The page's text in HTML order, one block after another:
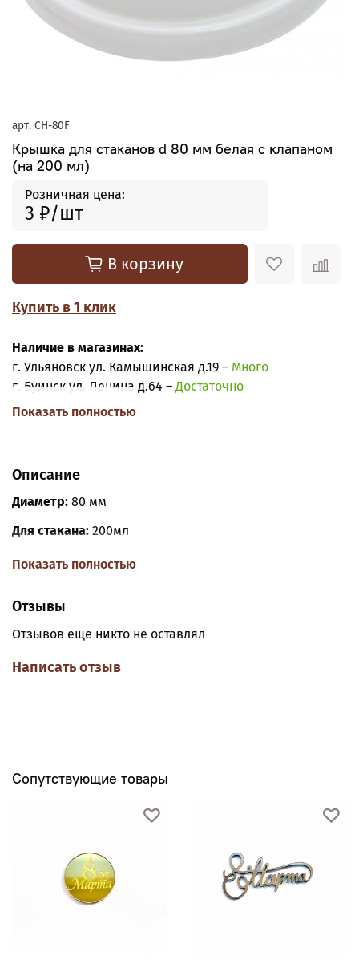
арт. CH-80F
Крышка для стаканов d 80 мм белая с клапаном
(на 200 мл)
Розничная цена:
3 ₽
В корзину
Купить в 1 клик
Наличие в магазинах:
г. Ульяновск ул. Камышинская д.19 – Много
г. Буинск ул. Ленина д.64 –Достаточно
Показать полностью
Описание
Диаметр: 80 мм
Для стакана: 200мл
Клапан:есть
Показать полностью
Отзывы
Отзывов еще никто не оставлял
Написать отзыв
Сопутствующие товары